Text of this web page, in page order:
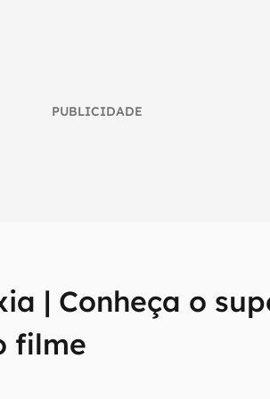
PUBLICIDADE
| Conheça o
filme
tech!
notícias e reviews sobre tecnologia